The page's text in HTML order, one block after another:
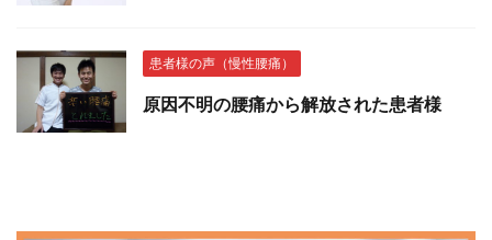
患者様の声（慢性腰痛）
原因不明の腰痛から解放された患者様